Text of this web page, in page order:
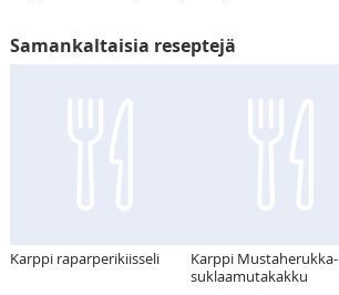
Samankaltaisia reseptejä
Karppi raparperikiisseli
Karppi Mustaherukka-
suklaamutakakku